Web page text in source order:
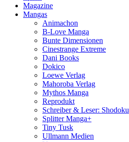
Magazine
Mangas
Animachon
B-Love Manga
Bunte Dimensionen
Cinestrange Extreme
Dani Books
Dokico
Loewe Verlag
Mahoroba Verlag
Mythos Manga
Reprodukt
Schreiber & Leser: Shodoku
Splitter Manga+
Tiny Tusk
Ullmann Medien